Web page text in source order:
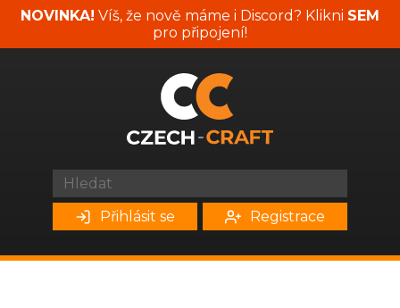
NOVINKA! Víš, že nově máme i Discord? Klikni SEM
pro připojení!
Přihlásit se Registrace